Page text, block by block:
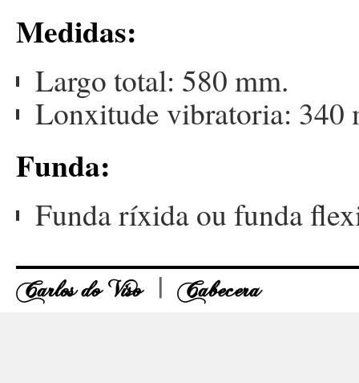
Medidas:
Largo total: 580 mm.
Lonxitude vibratoria: 340
Funda:
Funda ríxida ou funda
Carlos do Viso Cabecera